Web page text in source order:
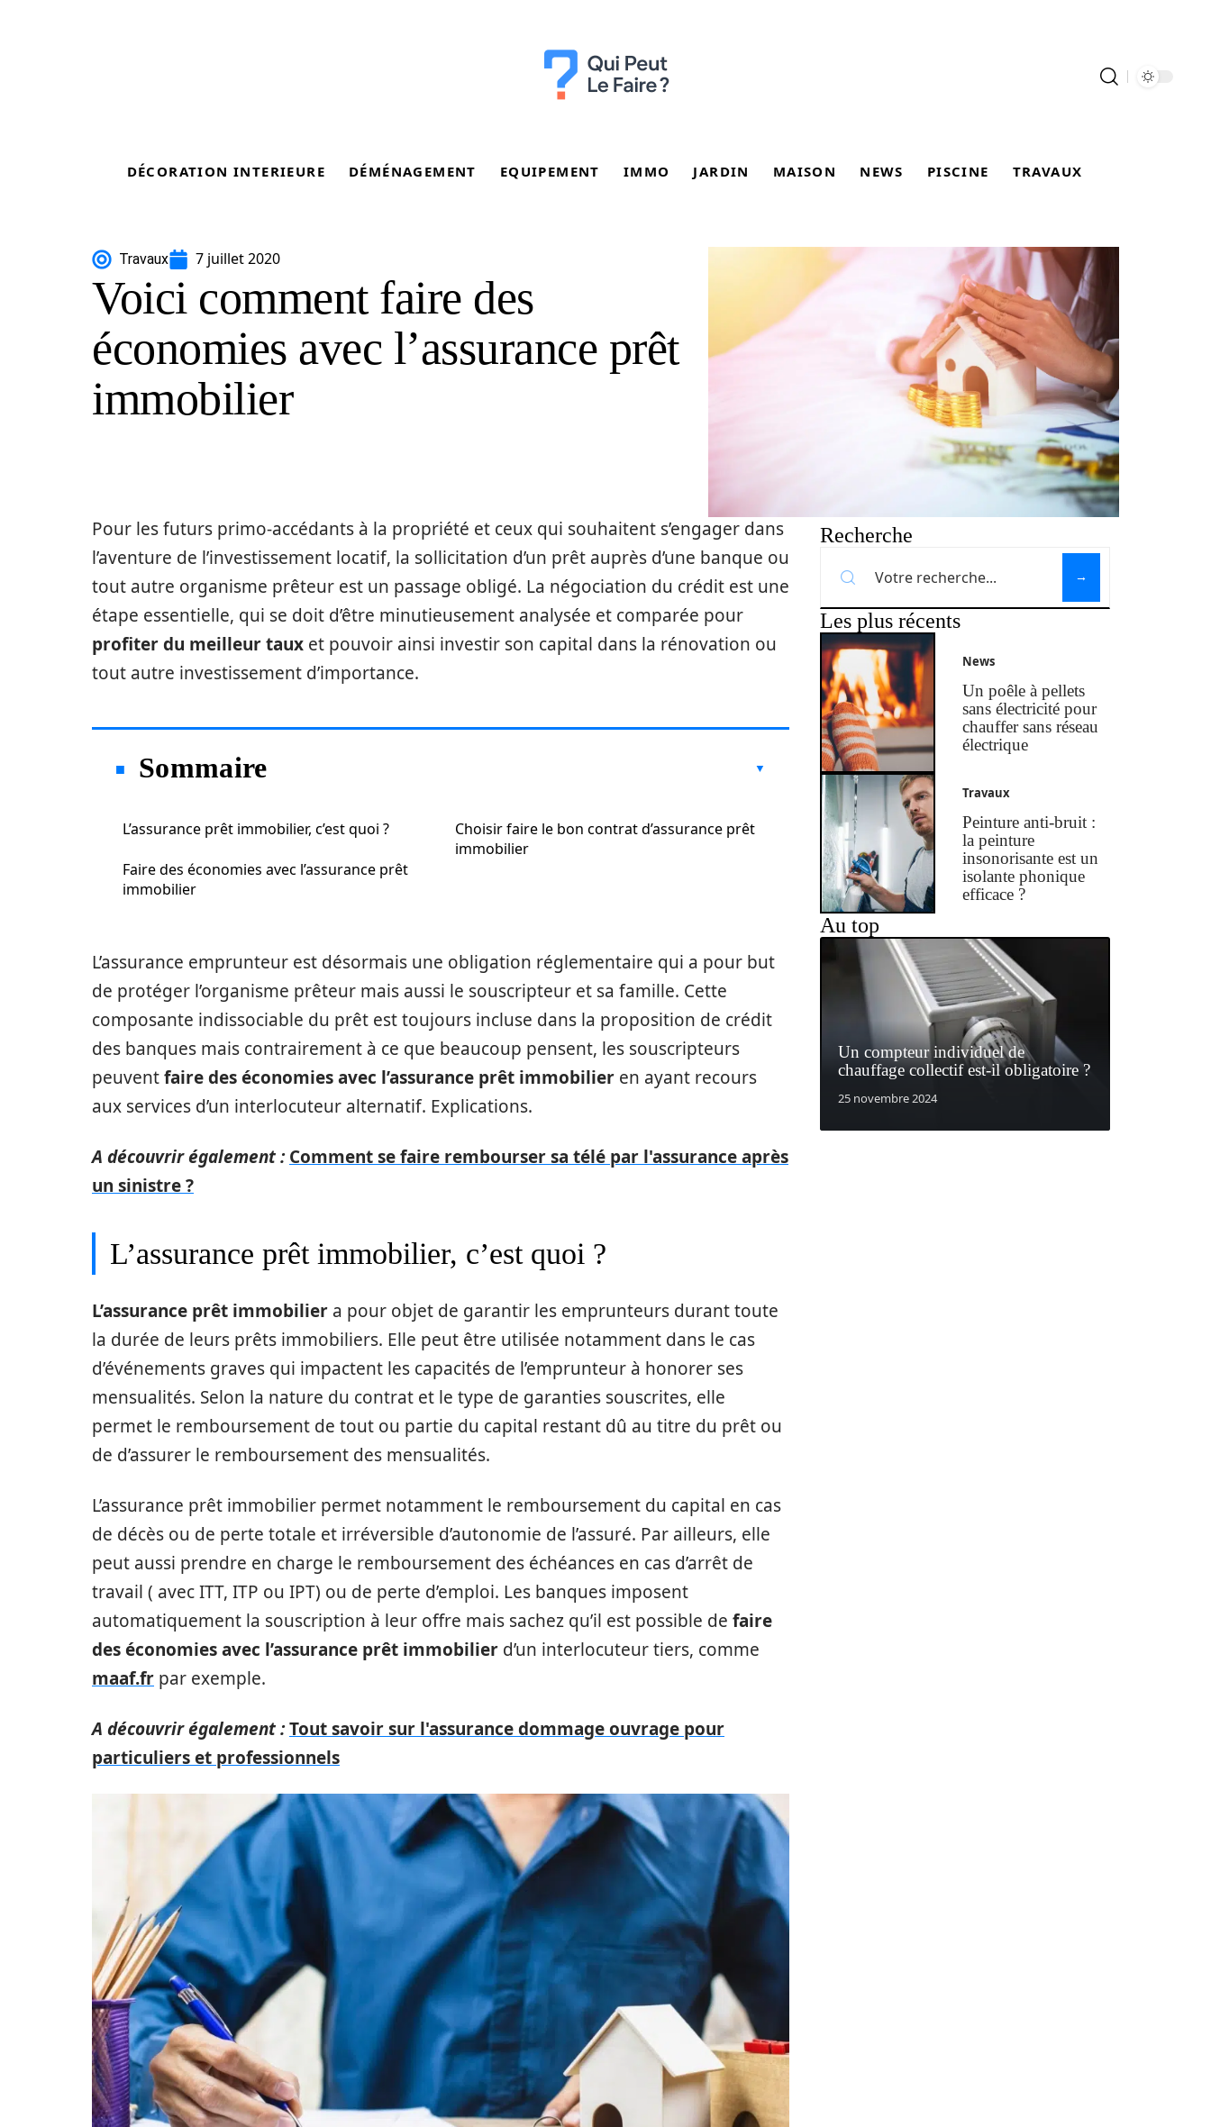
DÉCORATION INTERIEURE DÉMÉNAGEMENT EQUIPEMENT IMMO JARDIN MAISON NEWS PISCINE TRAVAUX
Travaux 7 juillet 2020
Voici comment faire des
économies avec l’assurance prêt
immobilier
Pour les futurs primo-accédants à la propriété et ceux qui souhaitent s’engager dans
l’aventure de l’investissement locatif, la sollicitation d’un prêt auprès d’une banque ou
tout autre organisme prêteur est un passage obligé. La négociation du crédit est une
étape essentielle, qui se doit d’être minutieusement analysée et comparée pour
profiter du meilleur taux et pouvoir ainsi investir son capital dans la rénovation ou
tout autre investissement d’importance.
Sommaire
L’assurance prêt immobilier, c’est quoi ?
Faire des économies avec l’assurance prêt
immobilier
Choisir faire le bon contrat d’assurance prêt
immobilier
L’assurance emprunteur est désormais une obligation réglementaire qui a pour but
de protéger l’organisme prêteur mais aussi le souscripteur et sa famille. Cette
composante indissociable du prêt est toujours incluse dans la proposition de crédit
des banques mais contrairement à ce que beaucoup pensent, les souscripteurs
peuventfaire des économies avec l’assurance prêt immobilier en ayant recours
aux services d’un interlocuteur alternatif. Explications.
A découvrir également : Comment se faire rembourser sa télé par l'assurance après
un sinistre ?
L’assurance prêt immobilier, c’est quoi ?
L’assurance prêt immobilier a pour objet de garantir les emprunteurs durant toute
la durée de leurs prêts immobiliers. Elle peut être utilisée notamment dans le cas
d’événements graves qui impactent les capacités de l’emprunteur à honorer ses
mensualités. Selon la nature du contrat et le type de garanties souscrites, elle
permet le remboursement de tout ou partie du capital restant dû au titre du prêt ou
de d’assurer le remboursement des mensualités.
L’assurance prêt immobilier permet notamment le remboursement du capital en cas
de décès ou de perte totale et irréversible d’autonomie de l’assuré. Par ailleurs, elle
peut aussi prendre en charge le remboursement des échéances en cas d’arrêt de
travail ( avec ITT, ITP ou IPT) ou de perte d’emploi. Les banques imposent
automatiquement la souscription à leur offre mais sachez qu’il est possible de faire
des économies avec l’assurance prêt immobilier d’un interlocuteur tiers, comme
maaf.fr par exemple.
A découvrir également :Tout savoir sur l'assurance dommage ouvrage pour
particuliers et professionnels
Recherche
Les plus récents
News
Un poêle à pellets
sans électricité pour
chauffer sans réseau
électrique
Travaux
Peinture anti-bruit :
la peinture
insonorisante est un
isolante phonique
efficace ?
Au top
Un compteur individuel de
chauffage collectif est-il obligatoire ?
25 novembre 2024